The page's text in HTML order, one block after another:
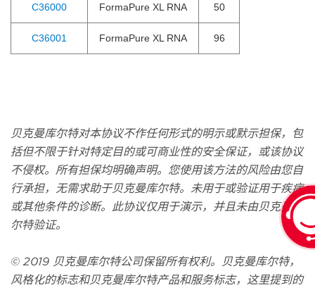
C36000 FormaPure XL RNA 50
C36001 FormaPure XL RNA 96
贝克曼库尔特对本协议不作任何形式的明示或默示担保，包
括但不限于针对特定目的或可商业性的安全保证，或该协议
不侵权。所有担保均明确声明。您使用该方法的风险由您自
行承担，无需求助于贝克曼库尔特。未用于或验证用于疾病
或其他条件的诊断。此协议仅用于演示，并且未由贝克曼库
尔特验证。
© 2019 贝克曼库尔特公司保留所有权利。贝克曼库尔特，
风格化的标志和贝克曼库尔特产品和服务标志，这里提到的